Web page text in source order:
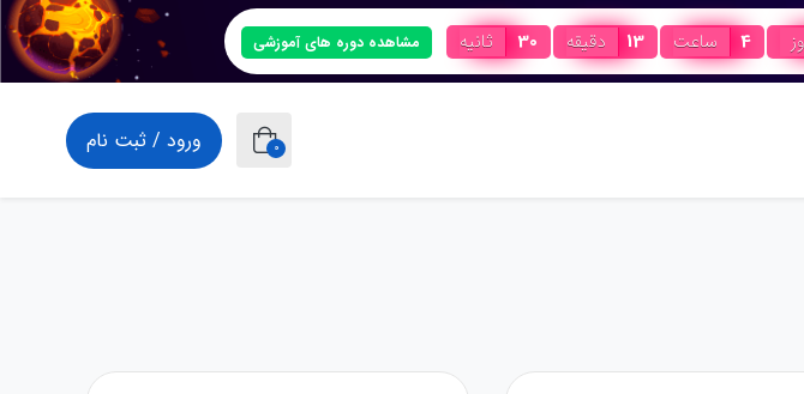
4 ساعت 13 دقیقه 29 ثانیه مشاهده دوره های آموزشی
0 ورود / ثبت نام